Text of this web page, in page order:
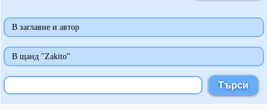
В заглавие и автор
В щанд "Zakito"